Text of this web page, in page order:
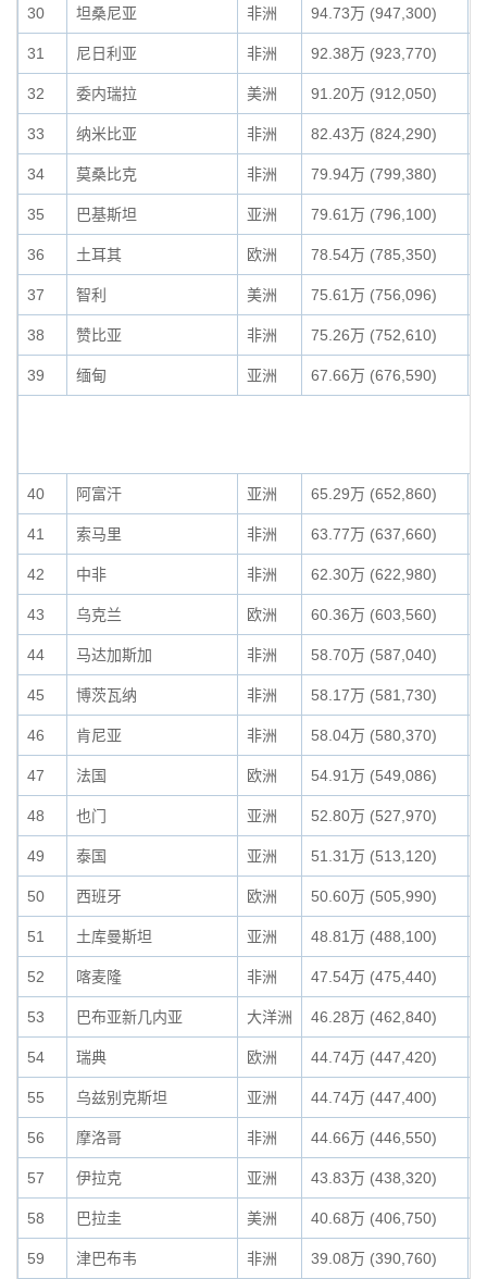
30 坦桑尼亚 非洲 94.73万 (947,300)
31 尼日利亚 非洲 92.38万 (923,770)
32 委内瑞拉 美洲 91.20万 (912,050)
33 纳米比亚 非洲 82.43万 (824,290)
34 莫桑比克 非洲 79.94万 (799,380)
35 巴基斯坦 亚洲 79.61万 (796,100)
36 土耳其 欧洲 78.54万 (785,350)
37 智利 美洲 75.61万 (756,096)
38 赞比亚 非洲 75.26万 (752,610)
39 缅甸 亚洲 67.66万 (676,590)
40 阿富汗 亚洲 65.29万 (652,860)
41 索马里 非洲 63.77万 (637,660)
42 中非 非洲 62.30万 (622,980)
43 乌克兰 欧洲 60.36万 (603,560)
44 马达加斯加 非洲 58.70万 (587,040)
45 博茨瓦纳 非洲 58.17万 (581,730)
46 肯尼亚 非洲 58.04万 (580,370)
47 法国 欧洲 54.91万 (549,086)
48 也门 亚洲 52.80万 (527,970)
49 泰国 亚洲 51.31万 (513,120)
50 西班牙 欧洲 50.60万 (505,990)
51 土库曼斯坦 亚洲 48.81万 (488,100)
52 喀麦隆 非洲 47.54万 (475,440)
53 巴布亚新几内亚 大洋洲 46.28万 (462,840)
54 瑞典 欧洲 44.74万 (447,420)
55 乌兹别克斯坦 亚洲 44.74万 (447,400)
56 摩洛哥 非洲 44.66万 (446,550)
57 伊拉克 亚洲 43.83万 (438,320)
58 巴拉圭 美洲 40.68万 (406,750)
59 津巴布韦 非洲 39.08万 (390,760)